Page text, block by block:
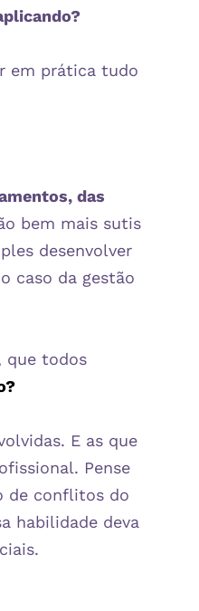
em prática tudo
das
bem mais sutis
desenvolver
caso da gestão
que todos
E as que
Pense
de conflitos do
habilidade deva